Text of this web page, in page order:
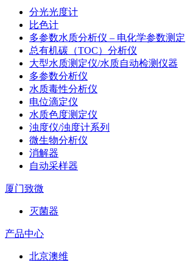
分光光度计
比色计
多参数水质分析仪 – 电化学参数测定
总有机碳（TOC）分析仪
大型水质测定仪/水质自动检测仪器
多参数分析仪
水质毒性分析仪
电位滴定仪
水质色度测定仪
浊度仪/浊度计系列
微生物分析仪
消解器
自动采样器
厦门致微
灭菌器
产品中心
北京澳维